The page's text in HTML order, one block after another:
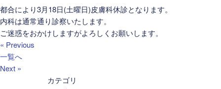
都合により3月18日(土曜日)皮膚科休診となります。
内科は通常通り診察いたします。
ご迷惑をおかけしますがよろしくお願いします。
« Previous
一覧へ
Next »
カテゴリ